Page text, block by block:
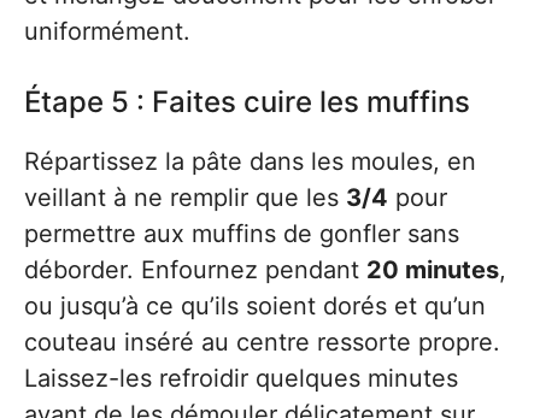
uniformément.
Étape 5 : Faites cuire les muffins
Répartissez la pâte dans les moules, en
veillant à ne remplir que les 3/4 pour
permettre aux muffins de gonfler sans
déborder. Enfournez pendant 20 minutes,
ou jusqu’à ce qu’ils soient dorés et qu’un
couteau inséré au centre ressorte propre.
Laissez-les refroidir quelques minutes